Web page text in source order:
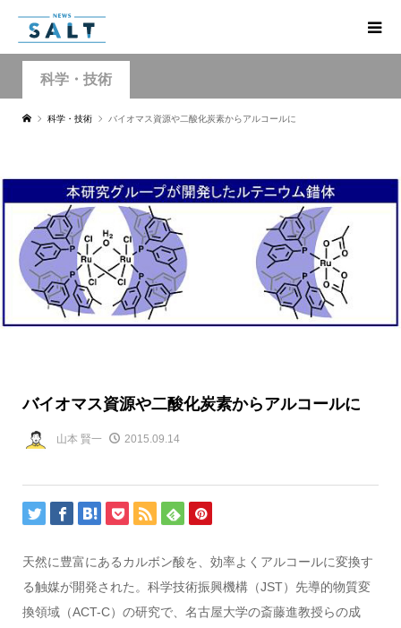
科学・技術
科学・技術 バイオマス資源や二酸化炭素からアルコールに
バイオマス資源や二酸化炭素からアルコールに
山本 賢一 2015.09.14
天然に豊富にあるカルボン酸を、効率よくアルコールに変換す
る触媒が開発された。科学技術振興機構（JST）先導的物質変
換領域（ACT-C）の研究で、名古屋大学の斎藤進教授らの成